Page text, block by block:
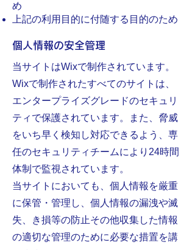
め
上記の利用目的に付随する目的のため
個人情報の安全管理
当サイトは​Wixで制作されています。
Wixで制作されたすべてのサイトは、
エンタープライズグレードのセキュリ
ティで保護されています。また、脅威
をいち早く検知し対応できるよう、専
任のセキュリティチームにより24時間
体制で監視されています。
当サイトにおいても、個人情報を厳重
に保管 ・管理し、個人情報の漏洩や滅
失、き損等の防止その他収集した情報
の適切な管理のために必要な措置を講